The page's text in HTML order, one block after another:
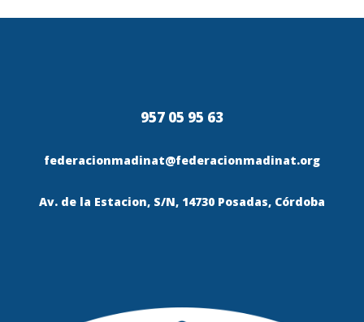
957 05 95 63
federacionmadinat@federacionmadinat.org
Av. de la Estacion, S/N, 14730 Posadas, Córdoba